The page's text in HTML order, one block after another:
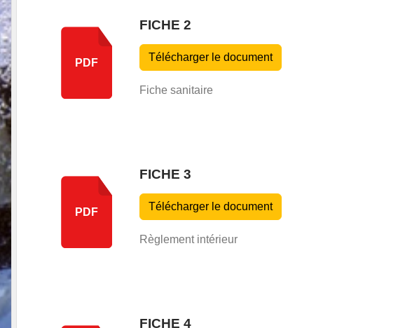
PDF
FICHE 2
Télécharger le document
Fiche sanitaire
PDF
FICHE 3
Télécharger le document
Règlement intérieur
FICHE 4